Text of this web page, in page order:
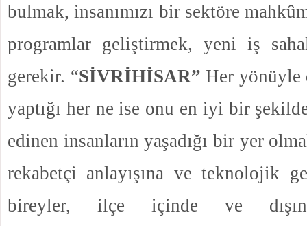
bulmak, insanımızı bir sektöre
programlar geliştirmek, yeni iş
gerekir. “SİVRİHİSAR” Her yönüyle
yaptığı her ne ise onu en iyi bir
edinen insanların yaşadığı bir yer
rekabetçi anlayışına ve teknolojik
bireyler, ilçe içinde ve